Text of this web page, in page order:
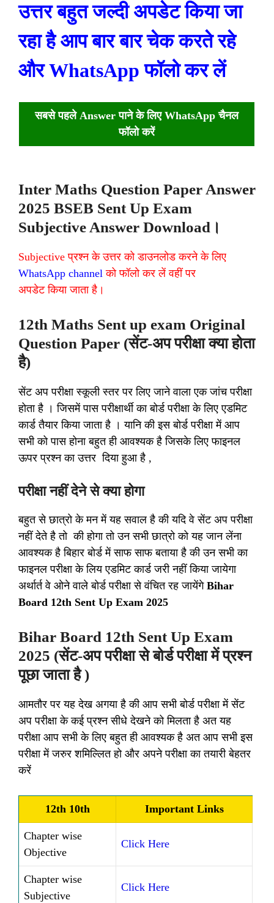
उत्तर बहुत जल्दी अपडेट किया जा
रहा है आप बार बार चेक करते रहे
और WhatsApp फॉलो कर लें
सबसे पहले Answer पाने के लिए WhatsApp चैनल
फॉलो करें
Inter Maths Question Paper Answer
2025 BSEB Sent Up Exam
Subjective Answer Download।
Subjective प्रश्न के उत्तर को डाउनलोड करने के लिए
WhatsApp channel को फॉलो कर लें वहीं पर
अपडेट किया जाता है।
12th Maths Sent up exam Original
Question Paper (सेंट-अप परीक्षा क्या होता
है)
सेंट अप परीक्षा स्कूली स्तर पर लिए जाने वाला एक जांच परीक्षा
होता है । जिसमें पास परीक्षार्थी का बोर्ड परीक्षा के लिए एडमिट
कार्ड तैयार किया जाता है । यानि की इस बोर्ड परीक्षा में आप
सभी को पास होना बहुत ही आवश्यक है जिसके लिए फाइनल
ऊपर प्रश्न का उत्तर दिया हुआ है ,
परीक्षा नहीं देने से क्या होगा
बहुत से छात्रो के मन में यह सवाल है की यदि वे सेंट अप परीक्षा
नहीं देते है तो की होगा तो उन सभी छात्रो को यह जान लेंना
आवश्यक है बिहार बोर्ड में साफ साफ बताया है की उन सभी का
फाइनल परीक्षा के लिय एडमिट कार्ड जरी नहीं किया जायेगा
अर्थार्त वे ओने वाले बोर्ड परीक्षा से वंचित रह जायेंगे Bihar
Board 12th Sent Up Exam 2025
Bihar Board 12th Sent Up Exam
2025 (सेंट-अप परीक्षा से बोर्ड परीक्षा में प्रश्न
पूछा जाता है )
आमतौर पर यह देख अगया है की आप सभी बोर्ड परीक्षा में सेंट
अप परीक्षा के कई प्रश्न सीधे देखने को मिलता है अत यह
परीक्षा आप सभी के लिए बहुत ही आवश्यक है अत आप सभी इस
परीक्षा में जरुर शमिल्लित हो और अपने परीक्षा का तयारी बेहतर
करें
12th 10th Important Links
Chapter wise
Objective
Click Here
Chapter wise
Subjective
Click Here